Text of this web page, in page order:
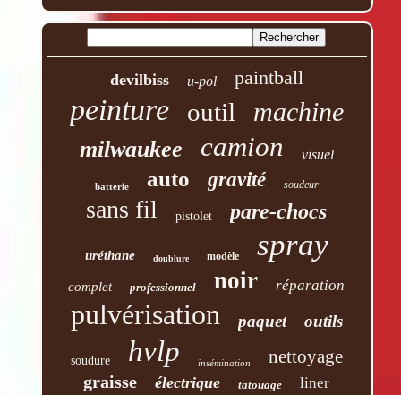
devilbiss u-pol paintball
peinture outil machine
milwaukee camion visuel
batterie auto gravité soudeur
sans fil pistolet pare-chocs
uréthane doublure modèle spray
complet professionnel noir réparation
pulvérisation paquet outils
soudure hvlp insémination nettoyage
graisse électrique tatouage liner